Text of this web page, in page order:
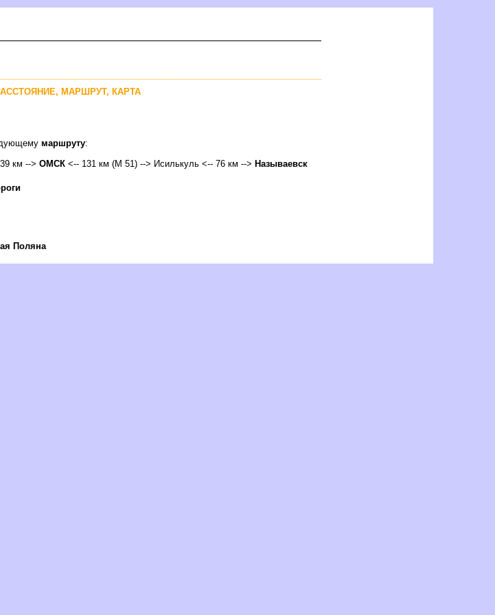
МАРШРУТ, КАРТА
маршруту:
км --> ОМСК <-- 131 км (М 51) --> Исилькуль <-- 76 км --> Называевск
Поляна